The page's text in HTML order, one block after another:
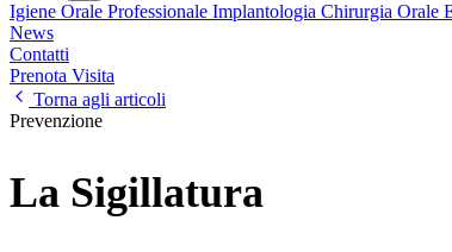
Igiene Orale Professionale Implantologia Chirurgia Orale
News
Contatti
Prenota Visita
Torna agli articoli
Prevenzione
La Sigillatura